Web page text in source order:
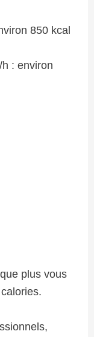
850 kcal
: environ
plus vous